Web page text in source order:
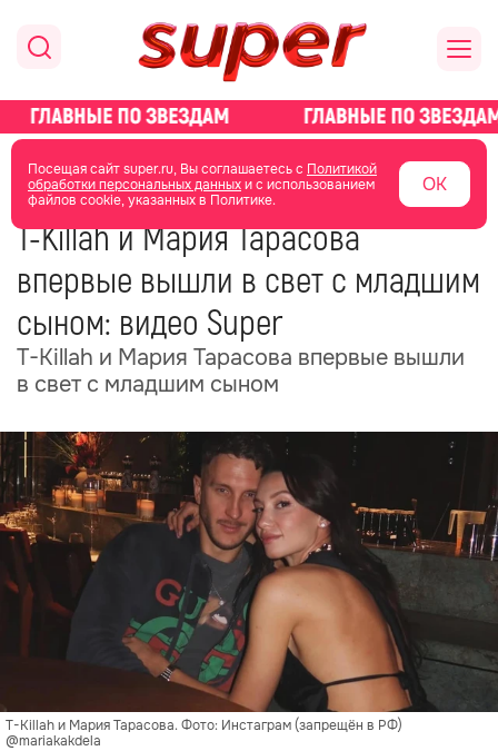
Посещая сайт super.ru, Вы соглашаетесь с Политикой
обработки персональных данныхи с использованием
файлов cookie, указанных в Политике.
ОК
главная новости о звездах новости
04 июня 17:54
T-Killah и Мария Тарасова
впервые вышли в свет с младшим
сыном: видео Super
T-Killah и Мария Тарасова впервые вышли
в свет с младшим сыном
T-Killah и Мария Тарасова. Фото: Инстаграм (запрещён в РФ)
@mariakakdela